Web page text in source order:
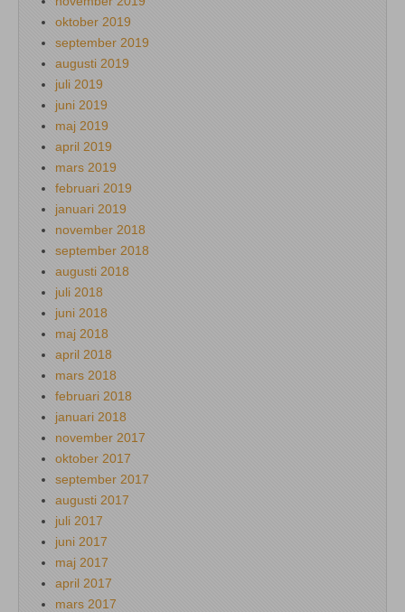
oktober 2019
september 2019
augusti 2019
juli 2019
juni 2019
maj 2019
april 2019
mars 2019
februari 2019
januari 2019
november 2018
september 2018
augusti 2018
juli 2018
juni 2018
maj 2018
april 2018
mars 2018
februari 2018
januari 2018
november 2017
oktober 2017
september 2017
augusti 2017
juli 2017
juni 2017
maj 2017
april 2017
mars 2017